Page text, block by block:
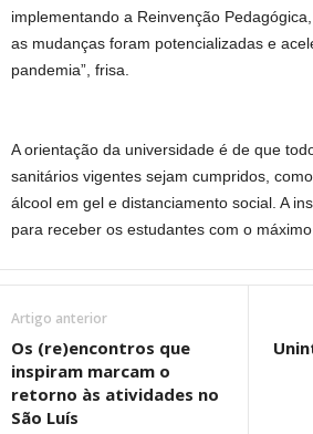
implementando a Reinvenção
as mudanças foram potencializadas e
pandemia”, frisa.
A orientação da universidade é de que
sanitários vigentes sejam cumpridos,
álcool em gel e distanciamento social. A
para receber os estudantes com o
Artigo anterior
Os (re)encontros que
inspiram marcam o
retorno às atividades no
São Luís